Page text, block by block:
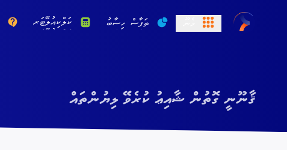
ތަފާސް ހިސާބު ކަލްކިއުލޭޓަރ
ޤާނޫނީ ގޮތުން ޝާއިޢު ކުރެވޭ ލިޔުންތައް